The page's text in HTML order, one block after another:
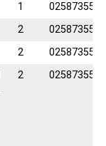
1
0258735555
2
0258735555
2
0258735555
2 0258735555